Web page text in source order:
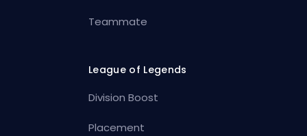
Teammate
League of Legends
Division Boost
Placement